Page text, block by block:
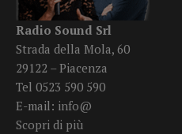
Radio Sound Srl
Strada della Mola, 60
29122 – Piacenza
Tel 0523 590 590
E-mail: info@
Scopri di più